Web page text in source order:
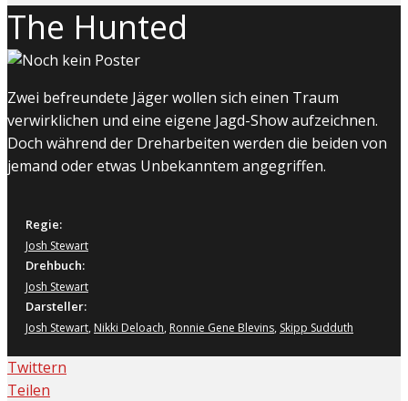
The Hunted
Zwei befreundete Jäger wollen sich einen Traum
verwirklichen und eine eigene Jagd-Show aufzeichnen.
Doch während der Dreharbeiten werden die beiden von
jemand oder etwas Unbekanntem angegriffen.
Regie:
Josh Stewart
Drehbuch:
Josh Stewart
Darsteller:
Josh Stewart, Nikki Deloach, Ronnie Gene Blevins, Skipp Sudduth
Twittern
Teilen